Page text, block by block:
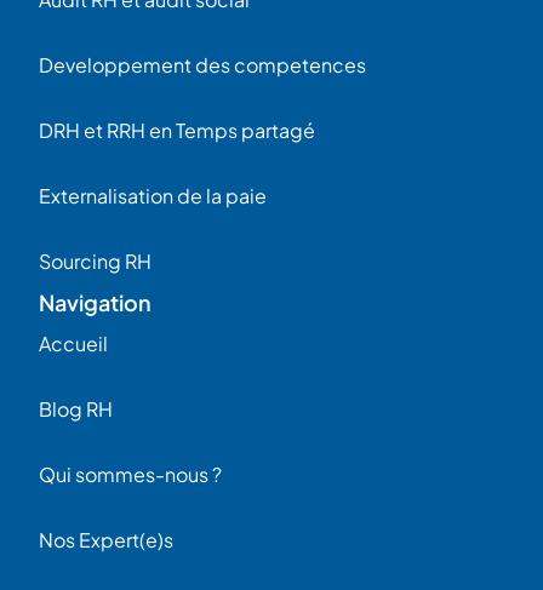
Developpement des competences
DRH et RRH en Temps partagé
Externalisation de la paie
Sourcing RH
Navigation
Accueil
Blog RH
Qui sommes-nous ?
Nos Expert(e)s